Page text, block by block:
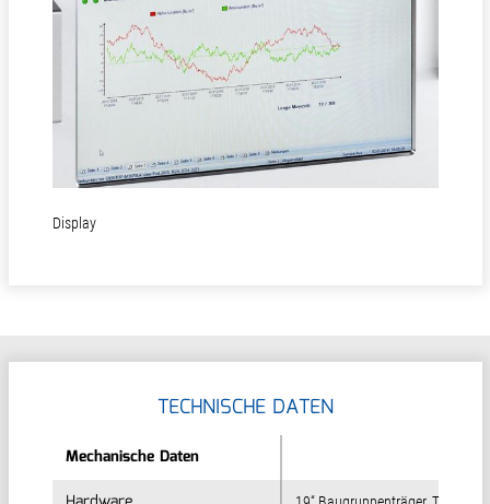
Display
TECHNISCHE DATEN
Mechanische Daten
Mechanische Daten